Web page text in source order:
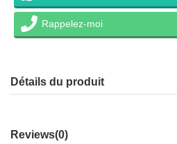
Rappelez-moi
Détails du produit
Reviews(0)